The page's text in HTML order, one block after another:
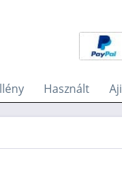
Használt